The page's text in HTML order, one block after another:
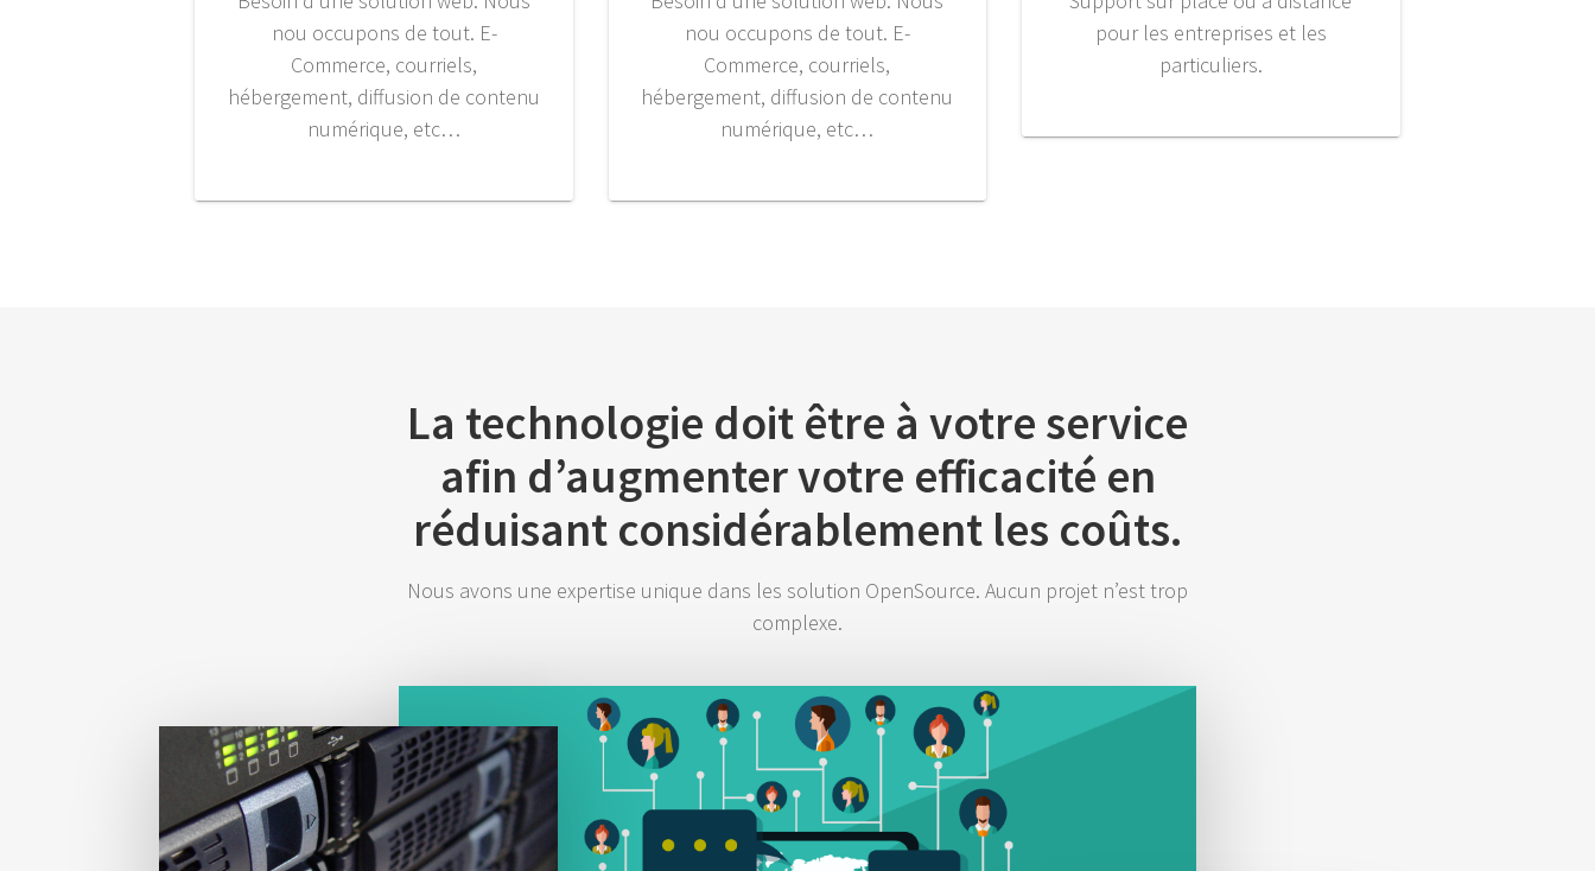
nou occupons de tout. E-
Commerce, courriels,
hébergement, diffusion de contenu
numérique, etc…
nou occupons de tout. E-
Commerce, courriels,
hébergement, diffusion de contenu
numérique, etc…
pour les entreprises et les
particuliers.
La technologie doit être à votre service
afin d’augmenter votre efficacité en
réduisant considérablement les coûts.
Nous avons une expertise unique dans les solution OpenSource. Aucun projet n’est trop
complexe.